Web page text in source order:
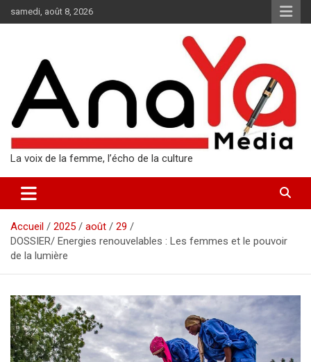
au
samedi, août 8, 2026
La voix de la femme, l’écho de la culture
Accueil 2025 août
29
DOSSIER/ Energies renouvelables : Les femmes et le pouvoir
de la lumière